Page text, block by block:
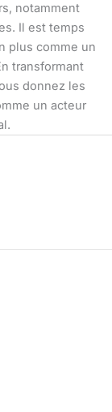
notamment
Il est temps
plus comme un
transformant
donnez les
un acteur